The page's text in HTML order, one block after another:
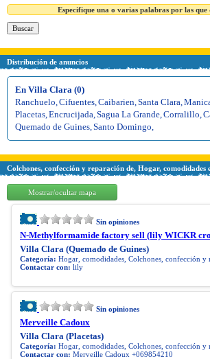
Especifique una o varias palabras por las que
Distribución de anuncios
En Villa Clara (0)
Ranchuelo Cifuentes Caibarien Santa Clara
Placetas Encrucijada Sagua La Grande Corralillo
Quemado de Guines Santo Domingo
Colchones, confección y reparación de, Hogar, comodidades
Mostrar/ocultar mapa
Sin opiniones
N-Methylformamide factory sell (lily WICKR
Villa Clara (Quemado de Guines)
Categoría: Hogar, comodidades, Colchones, confección y
Contactar con: lily
Sin opiniones
Merveille Cadoux
Villa Clara (Placetas)
Categoría: Hogar, comodidades, Colchones, confección y
Contactar con: Merveille Cadoux +069854210